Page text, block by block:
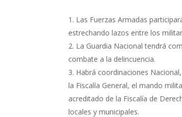
Las Fuerzas Armadas
estrechando lazos entre los
La Guardia Nacional tendrá
combate a la delincuencia.
Habrá coordinaciones
la Fiscalía General, el mando
acreditado de la Fiscalía de
locales y municipales.